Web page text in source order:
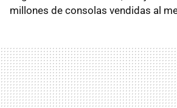
millones de consolas vendidas al